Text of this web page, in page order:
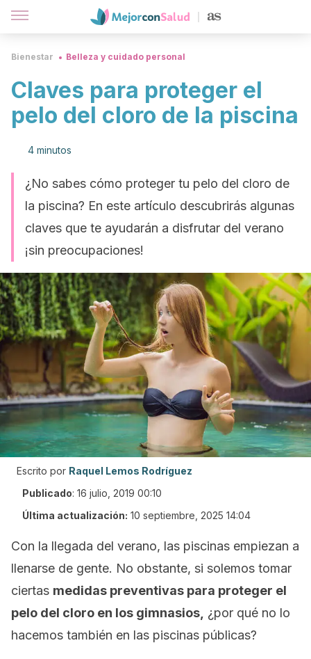
Bienestar Belleza y cuidado personal
Claves para proteger el
pelo del cloro de la piscina
4 minutos
¿No sabes cómo proteger tu pelo del cloro de
la piscina? En este artículo descubrirás algunas
claves que te ayudarán a disfrutar del verano
¡sin preocupaciones!
Escrito por Raquel Lemos Rodríguez
Publicado: 16 julio, 2019 00:10
Última actualización: 10 septiembre, 2025 14:04
Con la llegada del verano, las piscinas empiezan a
llenarse de gente. No obstante, si solemos tomar
ciertas medidas preventivas para proteger el
pelo del cloro en los gimnasios, ¿por qué no lo
hacemos también en las piscinas públicas?